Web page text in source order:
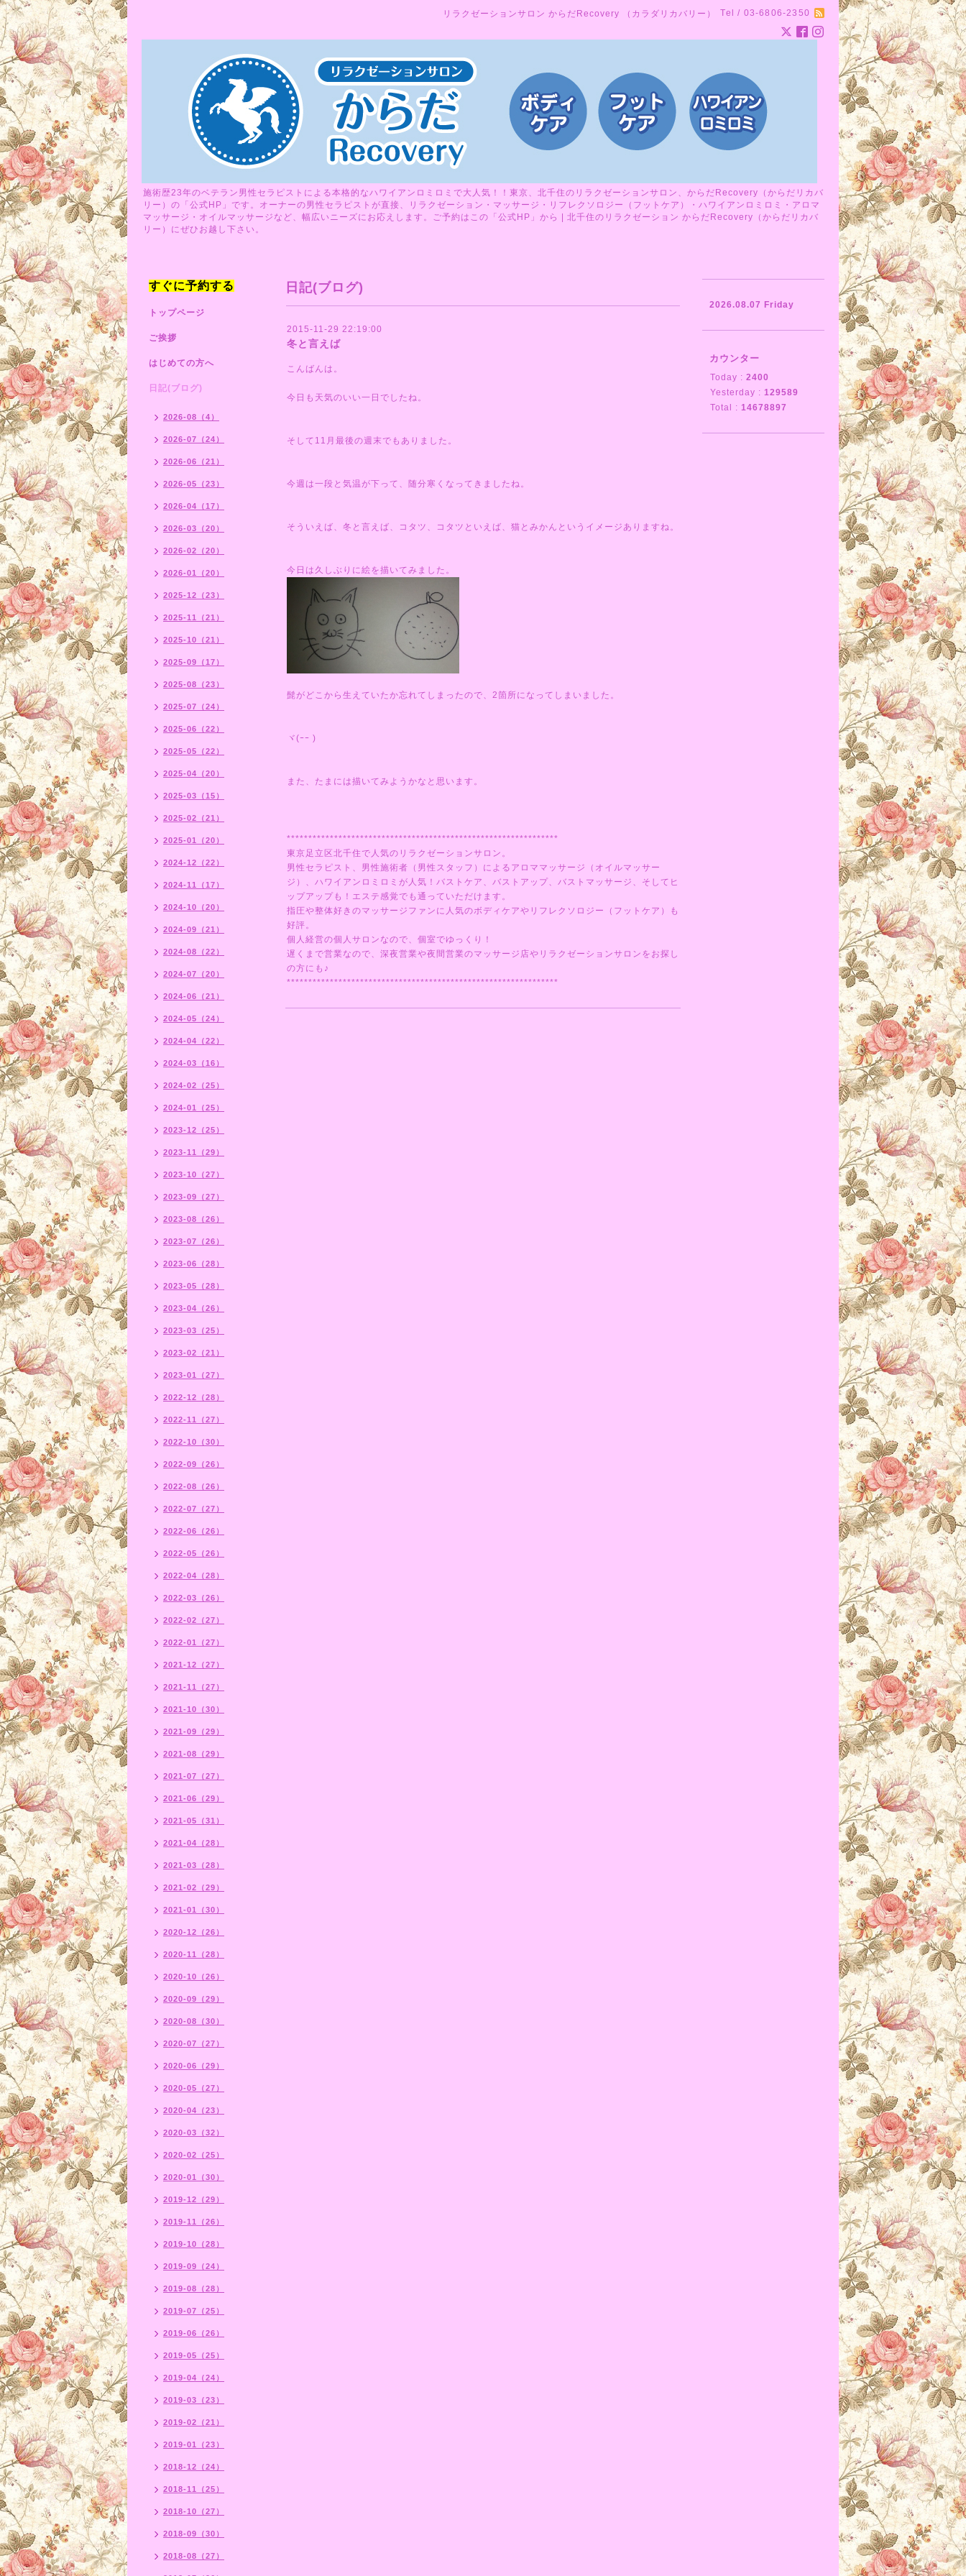
リラクゼーションサロン からだRecovery （カラダリカバリー） Tel / 03-6806-2350
施術歴23年のベテラン男性セラピストによる本格的なハワイアンロミロミで大人気！！東京、北千住のリラクゼーションサロン、からだRecovery（からだリカバ
リー）の「公式HP」です。オーナーの男性セラピストが直接、リラクゼーション・マッサージ・リフレクソロジー（フットケア）・ハワイアンロミロミ・アロマ
マッサージ・オイルマッサージなど、幅広いニーズにお応えします。ご予約はこの「公式HP」から | 北千住のリラクゼーション からだRecovery（からだリカバ
リー）にぜひお越し下さい。
日記(ブログ)
2015-11-29 22:19:00
冬と言えば
こんばんは。
今日も天気のいい一日でしたね。
そして11月最後の週末でもありました。
今週は一段と気温が下って、随分寒くなってきましたね。
そういえば、冬と言えば、コタツ、コタツといえば、猫とみかんというイメージありますね。
今日は久しぶりに絵を描いてみました。
髭がどこから生えていたか忘れてしまったので、2箇所になってしまいました。
ヾ(ｰｰ )
また、たまには描いてみようかなと思います。
***************************************************************
東京足立区北千住で人気のリラクゼーションサロン。
男性セラピスト、男性施術者（男性スタッフ）によるアロママッサージ（オイルマッサー
ジ）、ハワイアンロミロミが人気！バストケア、バストアップ、バストマッサージ、そしてヒ
ップアップも！エステ感覚でも通っていただけます。
指圧や整体好きのマッサージファンに人気のボディケアやリフレクソロジー（フットケア）も
好評。
個人経営の個人サロンなので、個室でゆっくり！
遅くまで営業なので、深夜営業や夜間営業のマッサージ店やリラクゼーションサロンをお探し
の方にも♪
***************************************************************
すぐに予約する
トップページ
ご挨拶
はじめての方へ
日記(ブログ)
2026-08（4）
2026-07（24）
2026-06（21）
2026-05（23）
2026-04（17）
2026-03（20）
2026-02（20）
2026-01（20）
2025-12（23）
2025-11（21）
2025-10（21）
2025-09（17）
2025-08（23）
2025-07（24）
2025-06（22）
2025-05（22）
2025-04（20）
2025-03（15）
2025-02（21）
2025-01（20）
2024-12（22）
2024-11（17）
2024-10（20）
2024-09（21）
2024-08（22）
2024-07（20）
2024-06（21）
2024-05（24）
2024-04（22）
2024-03（16）
2024-02（25）
2024-01（25）
2023-12（25）
2023-11（29）
2023-10（27）
2023-09（27）
2023-08（26）
2023-07（26）
2023-06（28）
2023-05（28）
2023-04（26）
2023-03（25）
2023-02（21）
2023-01（27）
2022-12（28）
2022-11（27）
2022-10（30）
2022-09（26）
2022-08（26）
2022-07（27）
2022-06（26）
2022-05（26）
2022-04（28）
2022-03（26）
2022-02（27）
2022-01（27）
2021-12（27）
2021-11（27）
2021-10（30）
2021-09（29）
2021-08（29）
2021-07（27）
2021-06（29）
2021-05（31）
2021-04（28）
2021-03（28）
2021-02（29）
2021-01（30）
2020-12（26）
2020-11（28）
2020-10（26）
2020-09（29）
2020-08（30）
2020-07（27）
2020-06（29）
2020-05（27）
2020-04（23）
2020-03（32）
2020-02（25）
2020-01（30）
2019-12（29）
2019-11（26）
2019-10（28）
2019-09（24）
2019-08（28）
2019-07（25）
2019-06（26）
2019-05（25）
2019-04（24）
2019-03（23）
2019-02（21）
2019-01（23）
2018-12（24）
2018-11（25）
2018-10（27）
2018-09（30）
2018-08（27）
2026.08.07 Friday
カウンター
Today : 2400
Yesterday : 129589
Total : 14678897